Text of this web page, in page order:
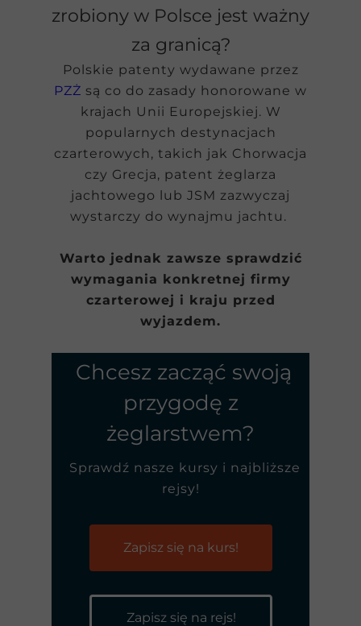
Zapisz się na rejs!
Zapisz się na kurs!
Chcesz zacząć swoją
przygodę z
żeglarstwem?
Sprawdź nasze kursy i najbliższe
rejsy!
zrobiony w Polsce jest ważny
za granicą?
Polskie patenty wydawane przez
PZŻ są co do zasady honorowane w
krajach Unii Europejskiej. W
popularnych destynacjach
czarterowych, takich jak Chorwacja
czy Grecja, patent żeglarza
jachtowego lub JSM zazwyczaj
wystarczy do wynajmu jachtu.
Warto jednak zawsze sprawdzić
wymagania konkretnej firmy
czarterowej i kraju przed
wyjazdem.